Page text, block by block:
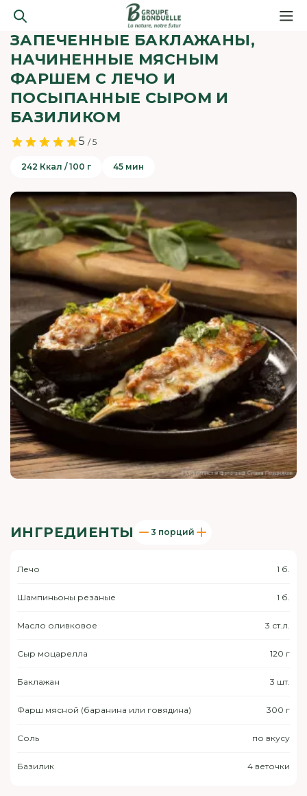
ЗАПЕЧЕННЫЕ БАКЛАЖАНЫ,
НАЧИНЕННЫЕ МЯСНЫМ
ФАРШЕМ С ЛЕЧО И
ПОСЫПАННЫЕ СЫРОМ И
БАЗИЛИКОМ
5 / 5
242 Ккал / 100 г 45 мин
ИНГРЕДИЕНТЫ 3 порций
Лечо 1 б.
Шампиньоны резаные 1 б.
Масло оливковое 3 ст.л.
Сыр моцарелла 120 г
Баклажан 3 шт.
Фарш мясной (баранина или говядина) 300 г
Соль по вкусу
Базилик 4 веточки